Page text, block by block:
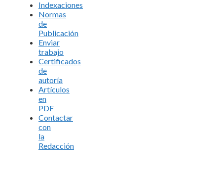
Indexaciones
Normas
de
Publicación
Enviar
trabajo
Certificados
de
autoría
Artículos
en
PDF
Contactar
con
la
Redacción